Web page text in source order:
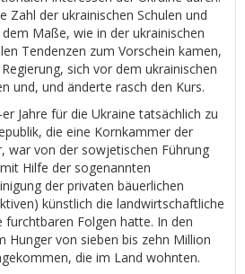
Zahl der ukrainischen Schulen und
Maße, wie in der ukrainischen
Tendenzen zum Vorschein kamen,
sich vor dem ukrainischen
und, und änderte rasch den Kurs.
Jahre für die Ukraine tatsächlich zu
die eine Kornkammer der
war von der sowjetischen Führung
Hilfe der sogenannten
der privaten bäuerlichen
künstlich die landwirtschaftliche
furchtbaren Folgen hatte. In den
Hunger von sieben bis zehn Million
die im Land wohnten.